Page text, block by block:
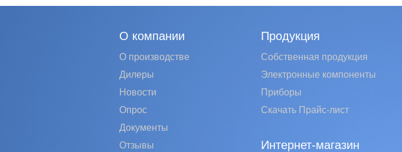
О компании
О производстве
Дилеры
Новости
Опрос
Документы
Отзывы
Продукция
Собственная продукция
Электронные компоненты
Приборы
Скачать Прайс-лист
Интернет-магазин